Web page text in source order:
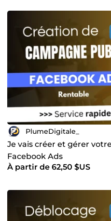
PlumeDigitale_
Je vais créer et gérer
Facebook Ads
À partir de 62,50 $US